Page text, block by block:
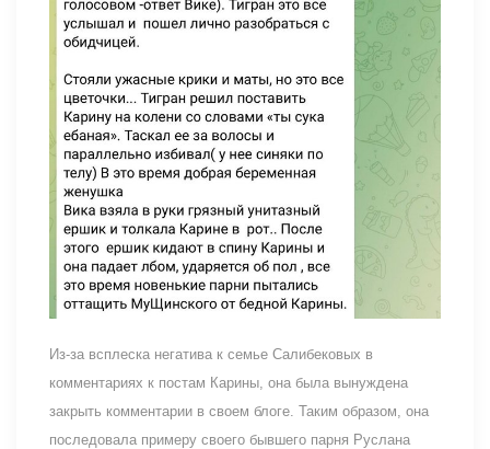
Из-за всплеска негатива к семье Салибековых в
комментариях к постам Карины, она была вынуждена
закрыть комментарии в своем блоге. Таким образом, она
последовала примеру своего бывшего парня Руслана